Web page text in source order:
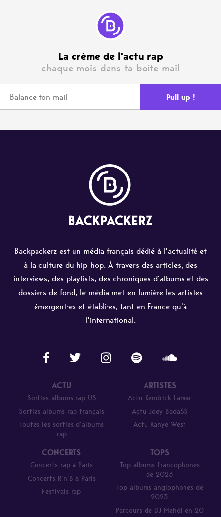
La crème de l'actu rap
chaque mois dans ta boite mail
Backpackerz est un média français dédié à l'actualité et
à la culture du hip-hop. À travers des articles, des
interviews, des playlists, des chroniques d'albums et des
dossiers de fond, le média met en lumière les artistes
émergent·es et établi·es, tant en France qu'à
l'international.
ACTU
Sorties albums rap US
Sorties albums rap français
Toutes les sorties d’albums
rap
ARTISTES
Actu Kendrick Lamar
Actu Joey Bada$$
Actu Kanye West
CONCERTS
Concerts rap à Paris
Concerts R’n’B à Paris
Festivals rap
TOPS
Top albums francophones
de 2023
Top albums anglophones de
2023
Parcours de DJ Mehdi en 20